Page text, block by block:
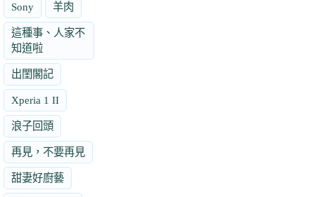
Sony 羊肉
這種事、人家不
知道啦
出閨閣記
Xperia 1 II
浪子回頭
再見，不要再見
甜妻好廚藝